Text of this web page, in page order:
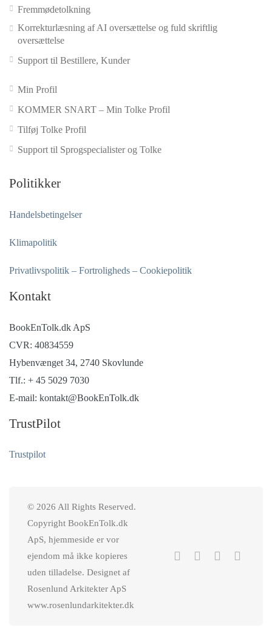
Fremmødetolkning
Korrekturlæsning af AI oversættelse og fuld skriftlig
oversættelse
Support til Bestillere, Kunder
Min Profil
KOMMER SNART – Min Tolke Profil
Tilføj Tolke Profil
Support til Sprogspecialister og Tolke
Politikker
Handelsbetingelser
Klimapolitik
Privatlivspolitik – Fortroligheds – Cookiepolitik
Kontakt
BookEnTolk.dk ApS
CVR: 40834559
Hybenvænget 34, 2740 Skovlunde
Tlf.: + 45 5029 7030
E-mail: kontakt@BookEnTolk.dk
TrustPilot
Trustpilot
© 2026 All Rights Reserved.
Copyright BookEnTolk.dk
ApS, hjemmeside er vor
ejendom må ikke kopieres
uden tilladelse. Designet af
Rosenlund Arkitekter ApS
www.rosenlundarkitekter.dk